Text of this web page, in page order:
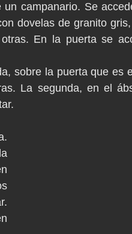
campanario. Se
dovelas de granito
En la puerta se
sobre la puerta que es
La segunda, en el